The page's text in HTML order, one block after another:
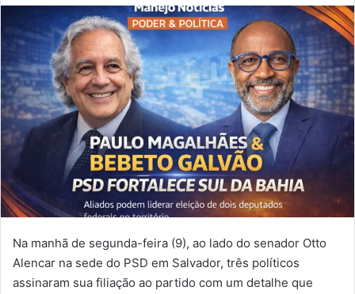
d
e
m
e
-
m
a
i
l
Na manhã de segunda-feira (9), ao lado do senador Otto
Alencar na sede do PSD em Salvador, três políticos
assinaram sua filiação ao partido com um detalhe que